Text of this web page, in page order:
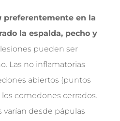
preferentemente en la
la espalda, pecho y
pueden ser
Las no inflamatorias
abiertos (puntos
comedones cerrados.
varían desde pápulas